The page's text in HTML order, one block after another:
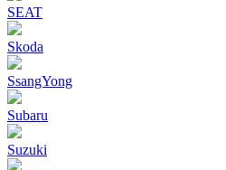
SEAT
Skoda
SsangYong
Subaru
Suzuki